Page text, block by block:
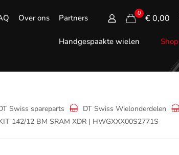
Over ons Partners 0 € 0,00
Handgespaakte wielen Shop
Swiss spareparts DT Swiss Wielonderdelen
142/12 BM SRAM XDR | HWGXXX00S2771S